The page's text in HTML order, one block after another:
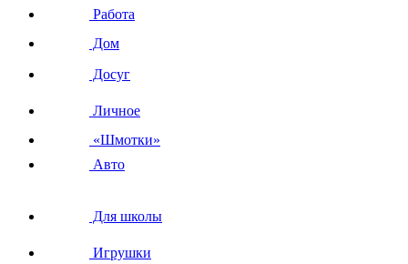
Работа
Дом
Досуг
Личное
«Шмотки»
Авто
Для школы
Игрушки